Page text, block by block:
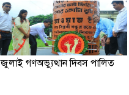
জুলাই গণঅভ্যুত্থান দিবস পালিত